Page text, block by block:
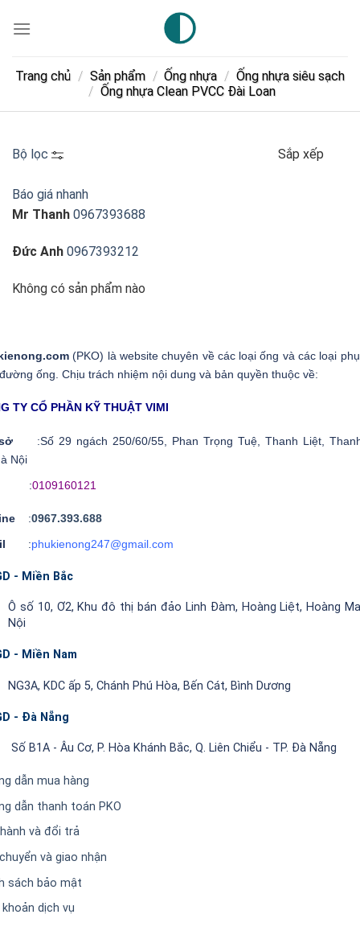
Trang chủ / Sản phẩm / Ống nhựa / Ống nhựa siêu sạch
/ Ống nhựa Clean PVCC Đài Loan
Bộ lọc Sắp xếp
Báo giá nhanh
Mr Thanh 0967393688
Đức Anh 0967393212
Không có sản phẩm nào
(PKO) là website chuyên về các loại ống và các loại
ống. Chịu trách nhiệm nội dung và bản quyền thuộc về:
TY CỔ PHẦN KỸ THUẬT VIMI
sở :Số 29 ngách 250/60/55, Phan Trọng Tuệ, Thanh Liệt,
Nội
:0109160121
:0967.393.688
:phukienong247@gmail.com
- Miền Bắc
Ô số 10, Ơ2, Khu đô thị bán đảo Linh Đàm, Hoàng Liệt, Hoàng
Nội
- Miền Nam
NG3A, KDC ấp 5, Chánh Phú Hòa, Bến Cát, Bình Dương
- Đà Nẵng
Số B1A - Âu Cơ, P. Hòa Khánh Bắc, Q. Liên Chiểu - TP. Đà Nẵng
dẫn mua hàng
dẫn thanh toán PKO
và đổi trả
và giao nhận
sách bảo mật
dịch vụ